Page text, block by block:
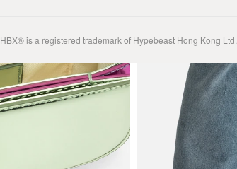
HBX® is a registered trademark of Hypebeast Hong Kong Ltd.